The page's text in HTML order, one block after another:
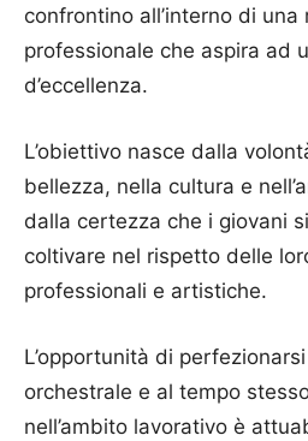
confrontino all’interno di una
professionale che aspira ad
d’eccellenza.
L’obiettivo nasce dalla
bellezza, nella cultura e
dalla certezza che i giovani
coltivare nel rispetto delle
professionali e artistiche.
L’opportunità di
orchestrale e al tempo
nell’ambito lavorativo è